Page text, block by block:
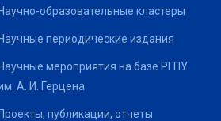
Научно-образовательные кластеры
Научные периодические издания
Научные мероприятия на базе РГПУ
А. И. Герцена
Проекты, публикации, отчеты